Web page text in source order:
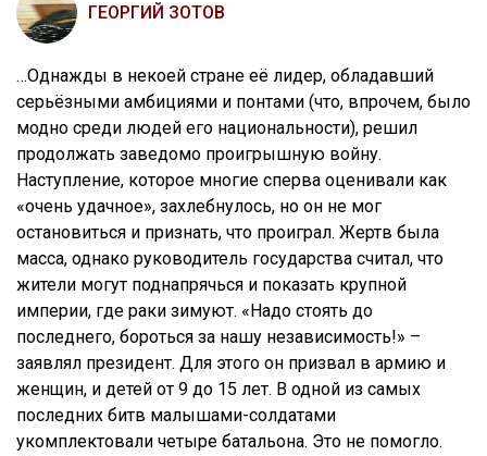
ГЕОРГИЙ ЗОТОВ
…Однажды в некоей стране её лидер, обладавший
серьёзными амбициями и понтами (что, впрочем, было
модно среди людей его национальности), решил
продолжать заведомо проигрышную войну.
Наступление, которое многие сперва оценивали как
«очень удачное», захлебнулось, но он не мог
остановиться и признать, что проиграл. Жертв была
масса, однако руководитель государства считал, что
жители могут поднапрячься и показать крупной
империи, где раки зимуют. «Надо стоять до
последнего, бороться за нашу независимость!» –
заявлял президент. Для этого он призвал в армию и
женщин, и детей от 9 до 15 лет. В одной из самых
последних битв малышами-солдатами
укомплектовали четыре батальона. Это не помогло.